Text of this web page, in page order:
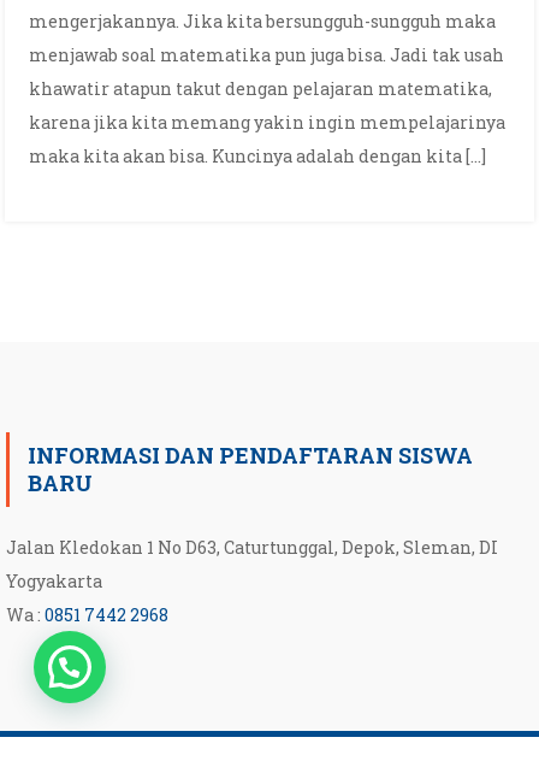
mengerjakannya. Jika kita bersungguh-sungguh maka
menjawab soal matematika pun juga bisa. Jadi tak usah
khawatir atapun takut dengan pelajaran matematika,
karena jika kita memang yakin ingin mempelajarinya
maka kita akan bisa. Kuncinya adalah dengan kita […]
INFORMASI DAN PENDAFTARAN SISWA
BARU
Jalan Kledokan 1 No D63, Caturtunggal, Depok, Sleman, DI
Yogyakarta
Wa : 0851 7442 2968